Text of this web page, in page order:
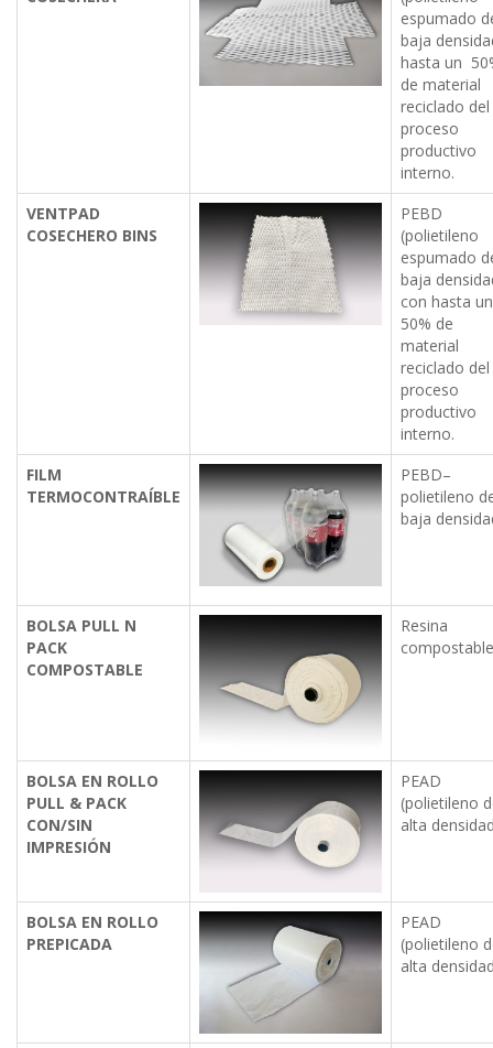
espumado
baja
hasta un
de material
reciclado del
proceso
productivo
interno.
VENTPAD
COSECHERO BINS
PEBD
(polietileno
espumado
baja
con hasta
50% de
material
reciclado del
proceso
productivo
interno.
FILM
TERMOCONTRAÍBLE
PEBD–
polietileno
baja
BOLSA PULL N
PACK
COMPOSTABLE
Resina
BOLSA EN ROLLO
PULL & PACK
CON/SIN
IMPRESIÓN
PEAD
(polietileno
alta
BOLSA EN ROLLO
PREPICADA
PEAD
(polietileno
alta